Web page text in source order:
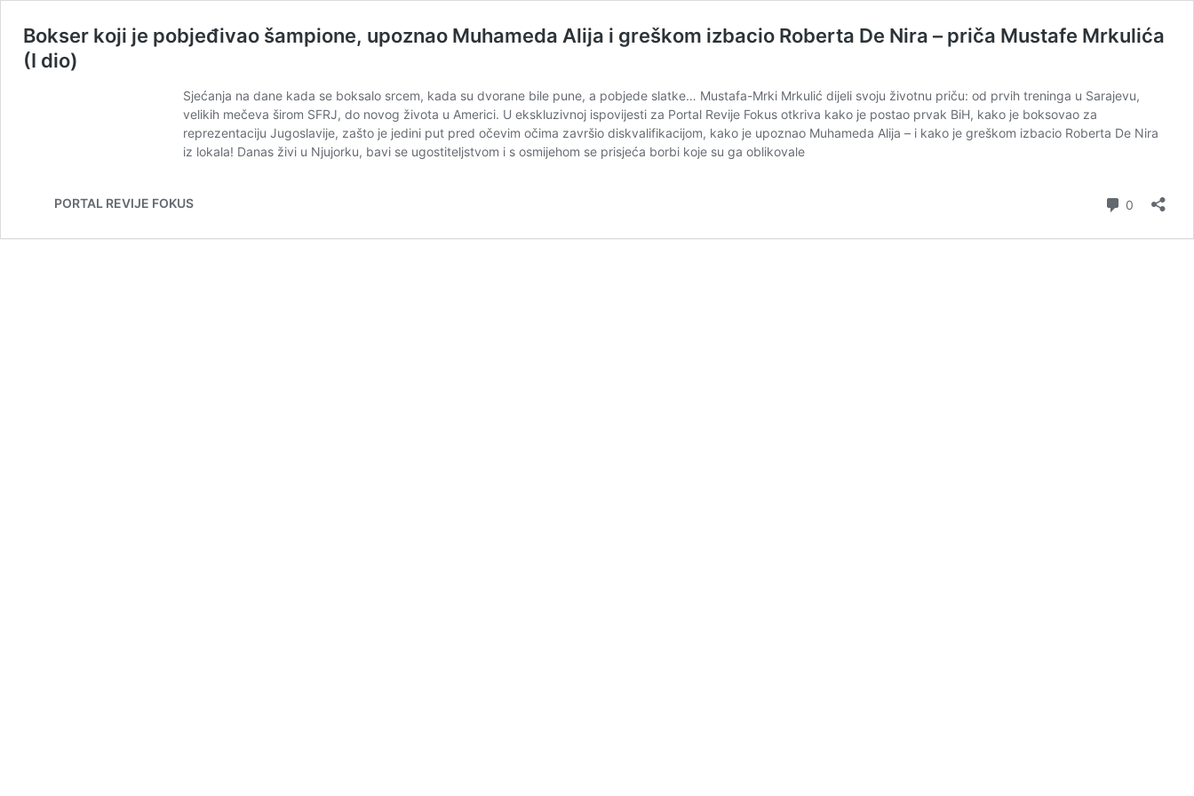
Bokser koji je pobjeđivao šampione, upoznao Muhameda Alija i greškom izbacio Roberta De Nira – priča Mustafe Mrkulića
(I dio)
Sjećanja na dane kada se boksalo srcem, kada su dvorane bile pune, a pobjede slatke… Mustafa-Mrki Mrkulić dijeli svoju životnu priču: od prvih treninga u Sarajevu,
velikih mečeva širom SFRJ, do novog života u Americi. U ekskluzivnoj ispovijesti za Portal Revije Fokus otkriva kako je postao prvak BiH, kako je boksovao za
reprezentaciju Jugoslavije, zašto je jedini put pred očevim očima završio diskvalifikacijom, kako je upoznao Muhameda Alija – i kako je greškom izbacio Roberta De Nira
iz lokala! Danas živi u Njujorku, bavi se ugostiteljstvom i s osmijehom se prisjeća borbi koje su ga oblikovale
PORTAL REVIJE FOKUS 0 Comments